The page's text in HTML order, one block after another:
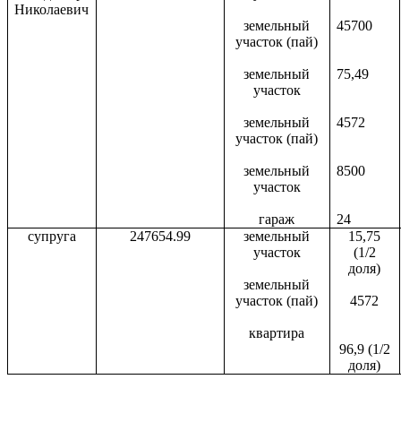
Николаевич
земельный
участок (пай)
земельный
участок
земельный
участок (пай)
земельный
участок
гараж
45700
75,49
4572
8500
24
супруга
247654.99
земельный
участок
земельный
участок (пай)
квартира
15,75
(1/2
доля)
4572
96,9 (1/2
доля)